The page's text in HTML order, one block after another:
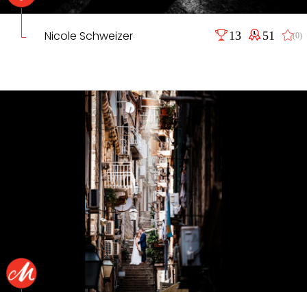
Nicole Schweizer 13 51 (0)